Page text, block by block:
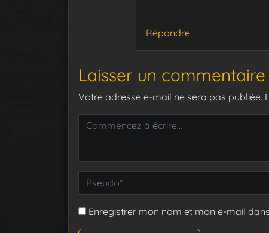
Répondre
Laisser un commentaire
Votre adresse e-mail ne sera pas publiée.
Enregistrer mon nom et mon e-mail